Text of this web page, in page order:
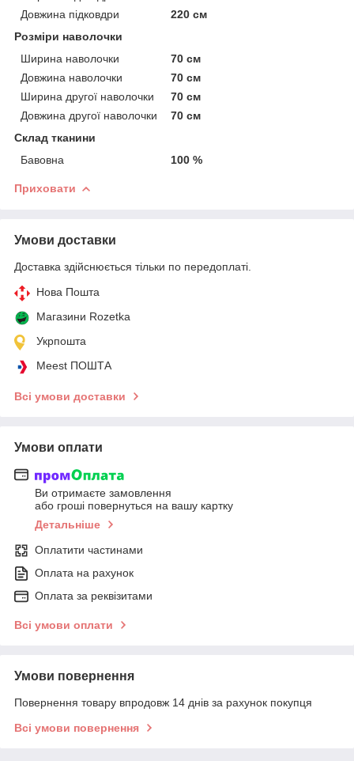
Довжина підковдри
220 см
Розміри наволочки
Ширина наволочки
70 см
Довжина наволочки
70 см
Ширина другої наволочки
70 см
Довжина другої наволочки
70 см
Склад тканини
Бавовна
100 %
Приховати
Умови доставки
Доставка здійснюється тільки по передоплаті.
Нова Пошта
Магазини Rozetka
Укрпошта
Meest ПОШТА
Всі умови доставки
Умови оплати
Ви отримаєте замовлення
або гроші повернуться на вашу картку
Детальніше
Оплатити частинами
Оплата на рахунок
Оплата за реквізитами
Всі умови оплати
Умови повернення
Повернення товару впродовж 14 днів за рахунок покупця
Всі умови повернення